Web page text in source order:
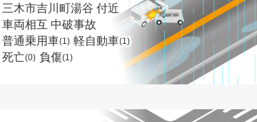
三木市吉川町湯谷 付近
車両相互 中破事故
普通乗用車(1) 軽自動車(1)
死亡(0) 負傷(1)